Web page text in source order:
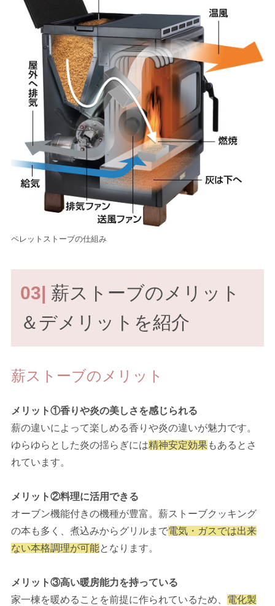
ペレットストーブの仕組み
03| 薪ストーブのメリット
＆デメリットを紹介
薪ストーブのメリット
メリット①香りや炎の美しさを感じられる
薪の違いによって楽しめる香りや炎の違いが魅力です。
ゆらゆらとした炎の揺らぎには精神安定効果もあるとさ
れています。
メリット②料理に活用できる
オーブン機能付きの機種が豊富。薪ストーブクッキング
の本も多く、煮込みからグリルまで電気・ガスでは出来
ない本格調理が可能となります。
メリット③高い暖房能力を持っている
家一棟を暖めることを前提に作られているため、 電化製